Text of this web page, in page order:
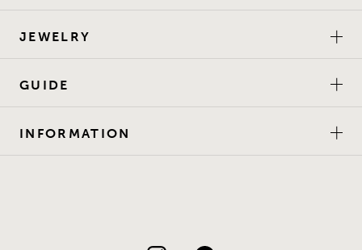
JEWELRY
GUIDE
INFORMATION